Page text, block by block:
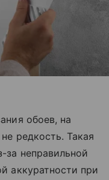
обоев, на
редкость. Такая
за неправильной
аккуратности при